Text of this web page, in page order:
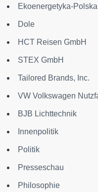
Ekoenergetyka-
Dole
HCT Reisen GmbH
STEX GmbH
Tailored Brands, Inc.
VW Volkswagen
BJB Lichttechnik
Innenpolitik
Politik
Presseschau
Philosophie